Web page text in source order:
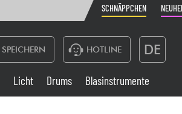
SCHNÄPPCHEN
SPEICHERN HOTLINE DE
Belgique
Licht Drums Blasinstrumente